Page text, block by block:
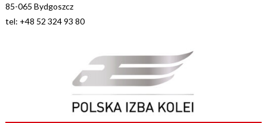
85-065 Bydgoszcz
tel: +48 52 324 93 80